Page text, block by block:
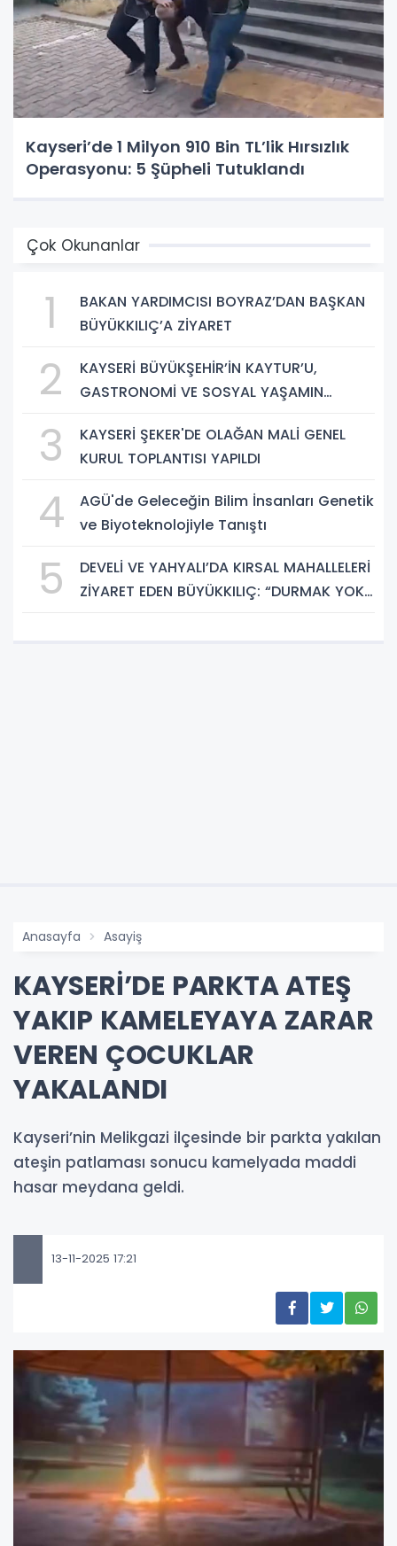
Kayseri’de 1 Milyon 910 Bin TL’lik Hırsızlık
Operasyonu: 5 Şüpheli Tutuklandı
Çok Okunanlar
1
BAKAN YARDIMCISI BOYRAZ’DAN BAŞKAN
BÜYÜKKILIÇ’A ZİYARET
2
KAYSERİ BÜYÜKŞEHİR’İN KAYTUR’U,
GASTRONOMİ VE SOSYAL YAŞAMIN
3
KAYSERİ ŞEKER'DE OLAĞAN MALİ GENEL
KURUL TOPLANTISI YAPILDI
4
AGÜ'de Geleceğin Bilim İnsanları Genetik
ve Biyoteknolojiyle Tanıştı
5
DEVELİ VE YAHYALI’DA KIRSAL MAHALLELERİ
ZİYARET EDEN BÜYÜKKILIÇ: “DURMAK YOK.
Anasayfa Asayiş
KAYSERİ’DE PARKTA ATEŞ
YAKIP KAMELEYAYA ZARAR
VEREN ÇOCUKLAR
YAKALANDI
Kayseri’nin Melikgazi ilçesinde bir parkta yakılan
ateşin patlaması sonucu kamelyada maddi
hasar meydana geldi.
13-11-2025 17:21